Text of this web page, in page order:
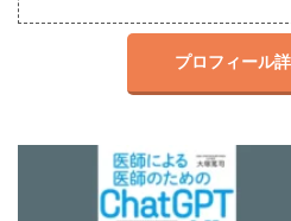
プロフィール